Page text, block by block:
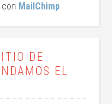
MailChimp
DE
EL